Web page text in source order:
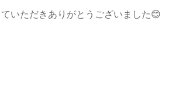
いただきありがとうございました😊